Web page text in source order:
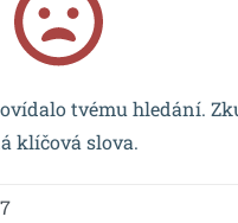
tvému hledání.
klíčová slova.